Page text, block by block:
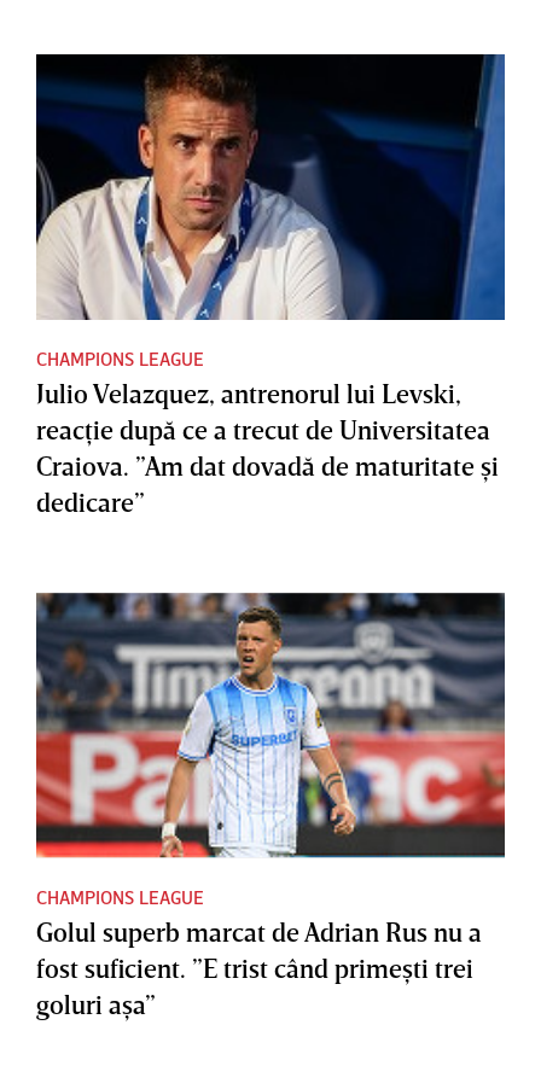
CHAMPIONS LEAGUE
Julio Velazquez, antrenorul lui Levski,
reacţie după ce a trecut de Universitatea
Craiova. ”Am dat dovadă de maturitate şi
dedicare”
CHAMPIONS LEAGUE
Golul superb marcat de Adrian Rus nu a
fost suficient. ”E trist când primeşti trei
goluri aşa”